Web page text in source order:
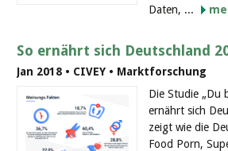
Daten, ...
So ernährt sich Deutschland
Jan 2018 • CIVEY • Marktforschung
Die Studie „Du
ernährt sich
zeigt wie die
Food Porn,